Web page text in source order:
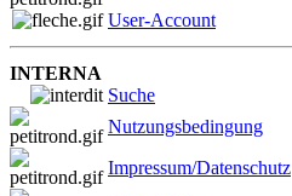
User-Account
INTERNA
Suche
Nutzungsbedingung
Impressum/Datenschutz